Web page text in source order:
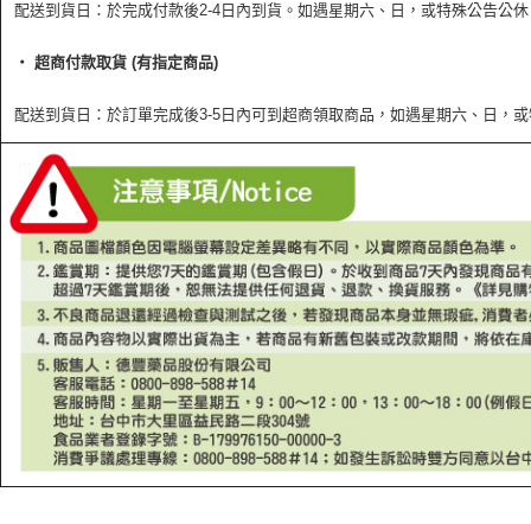
配送到貨日：於完成付款後2-4日內到貨。如遇星期六、日，或特殊公告公
‧ 超商付款取貨 (有指定商品)
配送到貨日：於訂單完成後3-5日內可到超商領取商品，如遇星期六、日，